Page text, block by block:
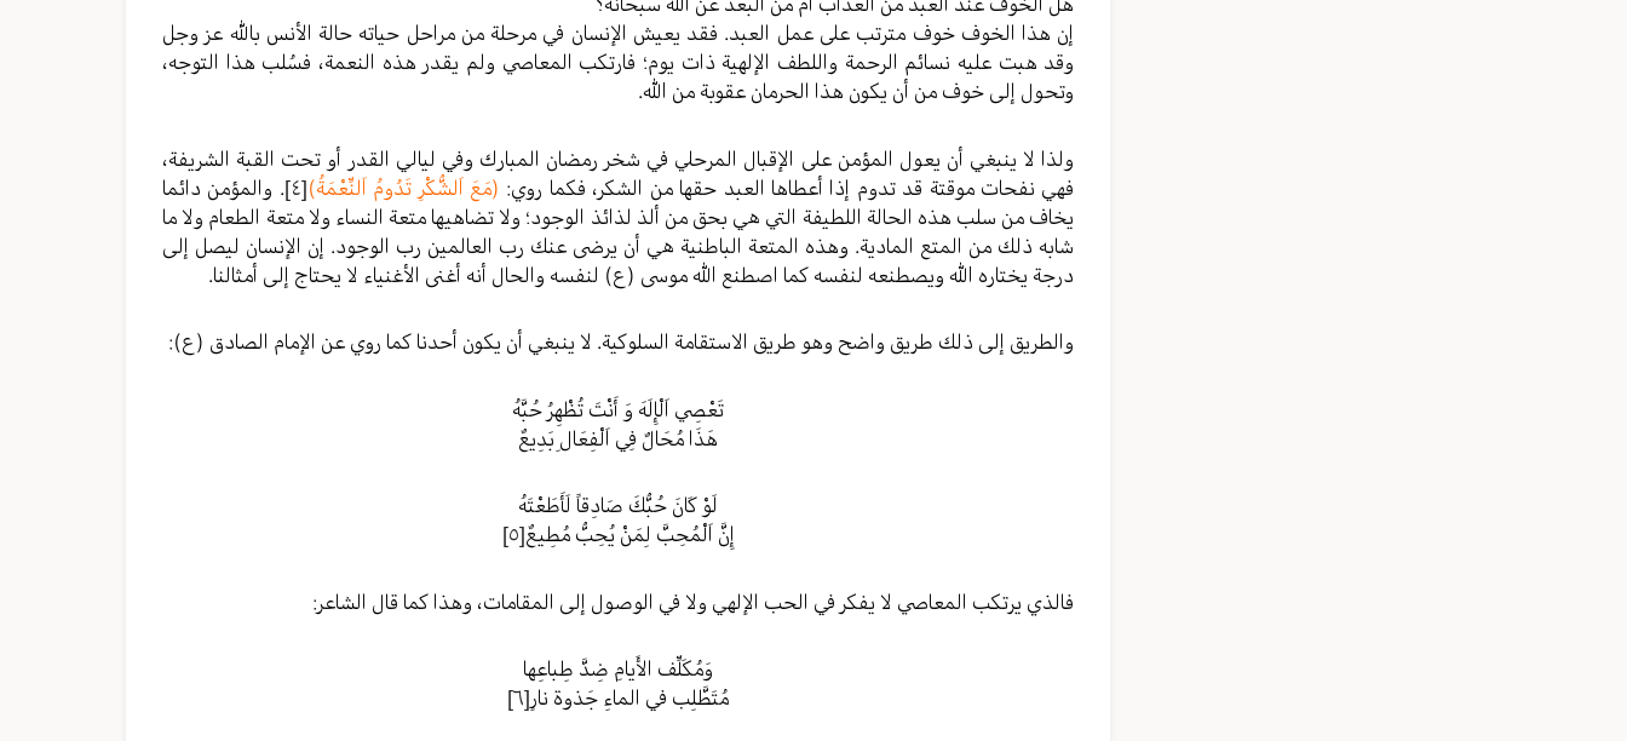
إن هذا الخوف خوف مترتب على عمل العبد. فقد يعيش الإنسان في مرحلة من مراحل حياته حالة الأنس بالله عز وجل
وقد هبت عليه نسائم الرحمة واللطف الإلهية ذات يوم؛ فارتكب المعاصي ولم يقدر هذه النعمة، فسُلب هذا التوجه،
وتحول إلى خوف من أن يكون هذا الحرمان عقوبة من الله.
ولذا لا ينبغي أن يعول المؤمن على الإقبال المرحلي في شخر رمضان المبارك وفي ليالي القدر أو تحت القبة الشريفة،
فهي نفحات موقتة قد تدوم إذا أعطاها العبد حقها من الشكر، فكما روي: (مَعَ اَلشُّكْرِ تَدُومُ اَلنِّعْمَةُ)[٤]
. والمؤمن دائما
يخاف من سلب هذه الحالة اللطيفة التي هي بحق من ألذ لذائذ الوجود؛ ولا تضاهيها متعة النساء ولا متعة الطعام ولا ما
شابه ذلك من المتع المادية. وهذه المتعة الباطنية هي أن يرضى عنك رب العالمين رب الوجود. إن الإنسان ليصل إلى
درجة يختاره الله ويصطنعه لنفسه كما اصطنع الله موسى (ع) لنفسه والحال أنه أغنى الأغنياء لا يحتاج إلى أمثالنا.
والطريق إلى ذلك طريق واضح وهو طريق الاستقامة السلوكية. لا ينبغي أن يكون أحدنا كما روي عن الإمام الصادق (ع):
تَعْصِي اَلْإِلَهَ وَ أَنْتَ تُظْهِرُ حُبَّهُ
هَذَا مُحَالٌ فِي اَلْفِعَالِ بَدِيعٌ
لَوْ كَانَ حُبُّكَ صَادِقاً لَأَطَعْتَهُ
إِنَّ اَلْمُحِبَّ لِمَنْ يُحِبُّ مُطِيعٌ[٥]
فالذي يرتكب المعاصي لا يفكر في الحب الإلهي ولا في الوصول إلى المقامات، وهذا كما قال الشاعر:
وَمُكَلِّف الأَيامِ ضِدَّ طِباعِها
مُتَطَّلِب في الماءِ جَذوة نارِ[٦]